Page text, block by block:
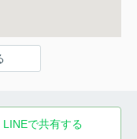
LINEで共有する